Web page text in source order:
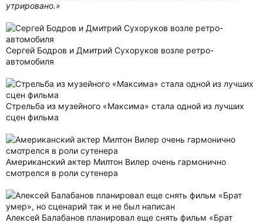
утрировано.»
Сергей Бодров и Дмитрий Сухоруков возле ретро-
автомобиля
Стрельба из музейного «Максима» стала одной из лучших
сцен фильма
Американский актер Милтон Вилер очень гармонично
смотрелся в роли сутенера
Алексей Балабанов планировал еще снять фильм «Брат